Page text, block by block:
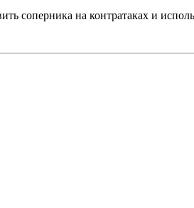
соперника на контратаках и